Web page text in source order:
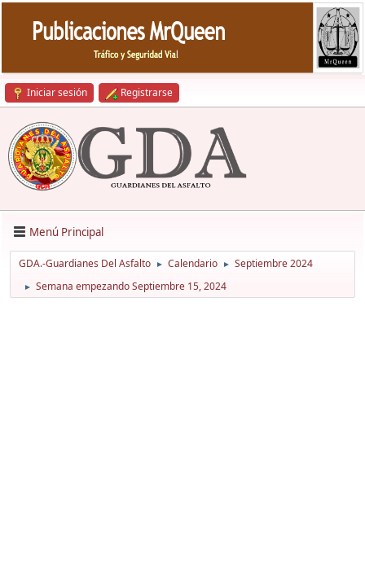
Iniciar sesión Registrarse
Menú Principal
GDA.-Guardianes Del Asfalto ► Calendario ► Septiembre 2024
► Semana empezando Septiembre 15, 2024